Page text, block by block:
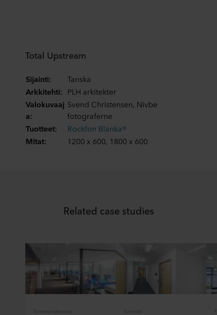
Total Upstream
Sijainti:
Tanska
Arkkitehti: PLH arkitekter
Valokuvaaj
a:
Svend Christensen, Nivbe
fotograferne
Tuotteet:
Rockfon Blanka®
Mitat:
1200 x 600, 1800 x 600
Related case studies
Toimistorakennus Toimisto